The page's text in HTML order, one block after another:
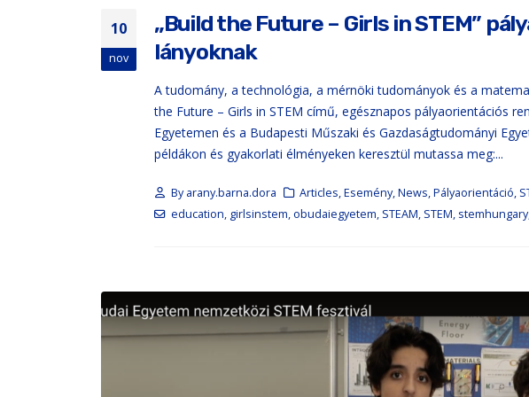
10
nov
„Build the Future – Girls in STEM”
lányoknak
A tudomány, a technológia, a mérnöki tudományok és a
the Future – Girls in STEM című, egésznapos pályaorientációs
Egyetemen és a Budapesti Műszaki és Gazdaságtudományi
példákon és gyakorlati élményeken keresztül mutassa meg:...
Byarany.barna.dora Articles,Esemény,News,Pályaorientáció,
education, girlsinstem,obudaiegyetem, STEAM, STEM, stemhungary